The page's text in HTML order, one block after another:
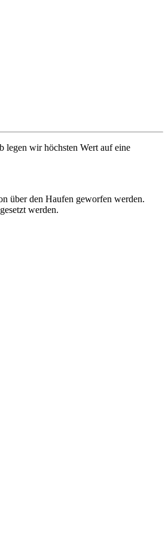
legen wir höchsten Wert auf eine
über den Haufen geworfen werden.
werden.